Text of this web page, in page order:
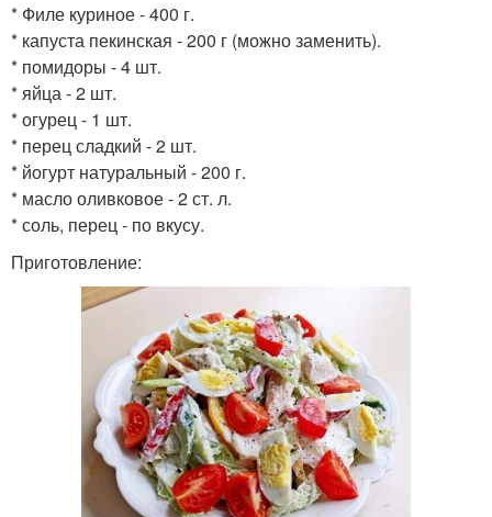
* Филе куриное - 400 г.
* капуста пекинская - 200 г (можно заменить).
* помидоры - 4 шт.
* яйца - 2 шт.
* огурец - 1 шт.
* перец сладкий - 2 шт.
* йогурт натуральный - 200 г.
* масло оливковое - 2 ст. л.
* соль, перец - по вкусу.
Приготовление: